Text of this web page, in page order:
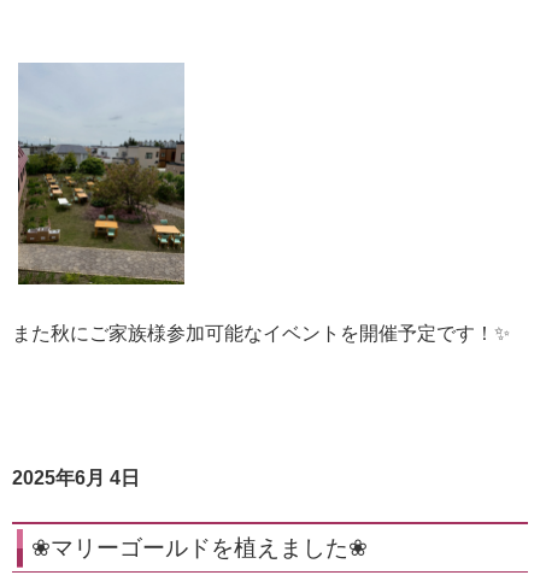
また秋にご家族様参加可能なイベントを開催予定です！✨
2025年6月 4日
❀マリーゴールドを植えました❀